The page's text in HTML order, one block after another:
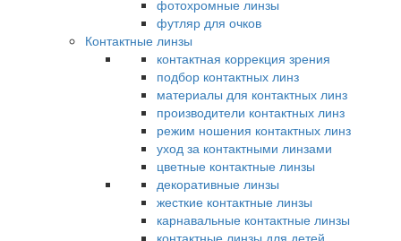
фотохромные линзы
футляр для очков
Контактные линзы
контактная коррекция зрения
подбор контактных линз
материалы для контактных линз
производители контактных линз
режим ношения контактных линз
уход за контактными линзами
цветные контактные линзы
декоративные линзы
жесткие контактные линзы
карнавальные контактные линзы